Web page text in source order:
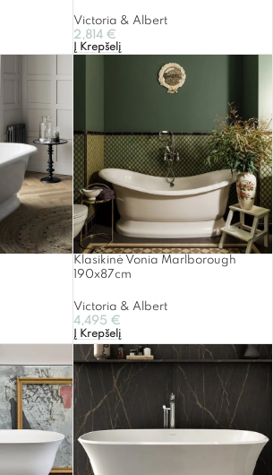
Victoria & Albert
2,814 €
Į Krepšelį
Klasikinė Vonia Marlborough
190x87cm
Victoria & Albert
4,495 €
Į Krepšelį